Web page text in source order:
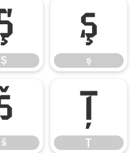
Ş
ş
ş
š
Ţ
Ţ